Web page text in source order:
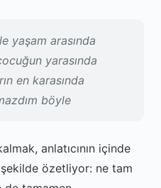
yaşam arasında
yarasında
en karasında
böyle
anlatıcının içinde
özetliyor: ne tam